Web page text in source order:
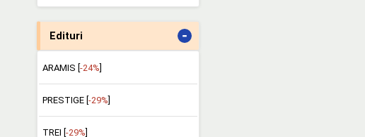
Edituri -
ARAMIS [ -24%
PRESTIGE [-29%]
TREI [-29%]